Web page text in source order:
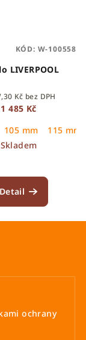
LIVERPOOL
Kč bez DPH
1 485 Kč
105 mm
115 mm
Skladem
Detail
KÓD: W-100558
ochrany